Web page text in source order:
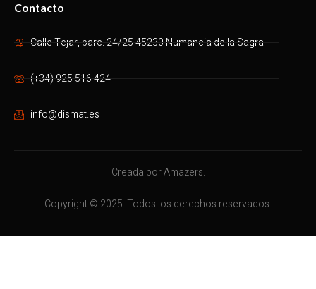
Contacto
Calle Tejar, parc. 24/25 45230 Numancia de la Sagra
(+34) 925 516 424
info@dismat.es
Creada por Amazers.
Copyright © 2025. Todos los derechos reservados.